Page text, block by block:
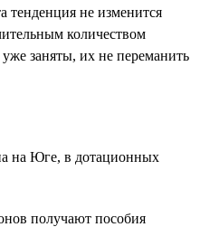
тенденция не изменится
количеством
заняты, их не переманить
на Юге, в дотационных
получают пособия